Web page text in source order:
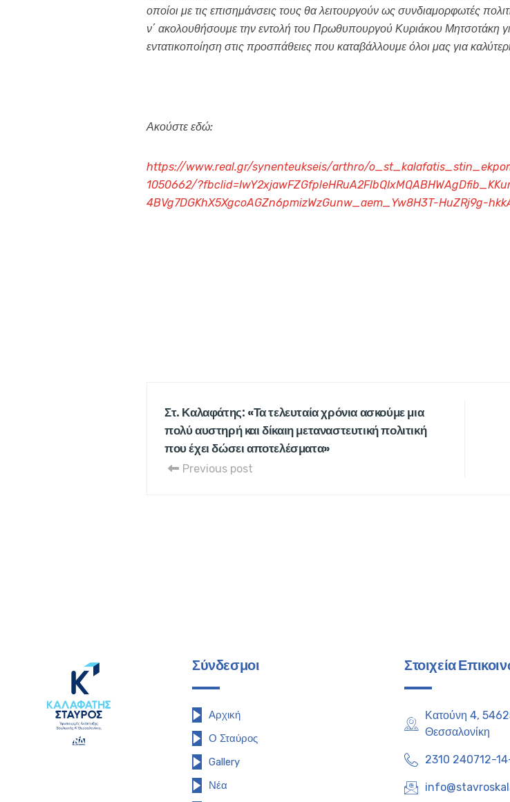
οποίοι με τις επισημάνσεις τους θα λειτουργούν ως συνδιαμορφωτές
ν΄ ακολουθήσουμε την εντολή του Πρωθυπουργού Κυριάκου Μητσοτάκη
εντατικοποίηση στις προσπάθειες που καταβάλλουμε όλοι μας για
Ακούστε εδώ:
https://www.real.gr/synenteukseis/arthro/
1050662/
4BVg7DGKhX5XgcoAGZn6pmizWzGunw_aem_Yw8H3T-HuZRj9g-
Στ. Καλαφάτης: «Τα τελευταία χρόνια ασκούμε μια
πολύ αυστηρή και δίκαιη μεταναστευτική πολιτική
που έχει δώσει αποτελέσματα»
Previous post
Σύνδεσμοι
Αρχική
Ο Σταύρος
Gallery
Νέα
Στοιχεία
Κατούνη 4,
Θεσσαλονίκη
2310 240712-